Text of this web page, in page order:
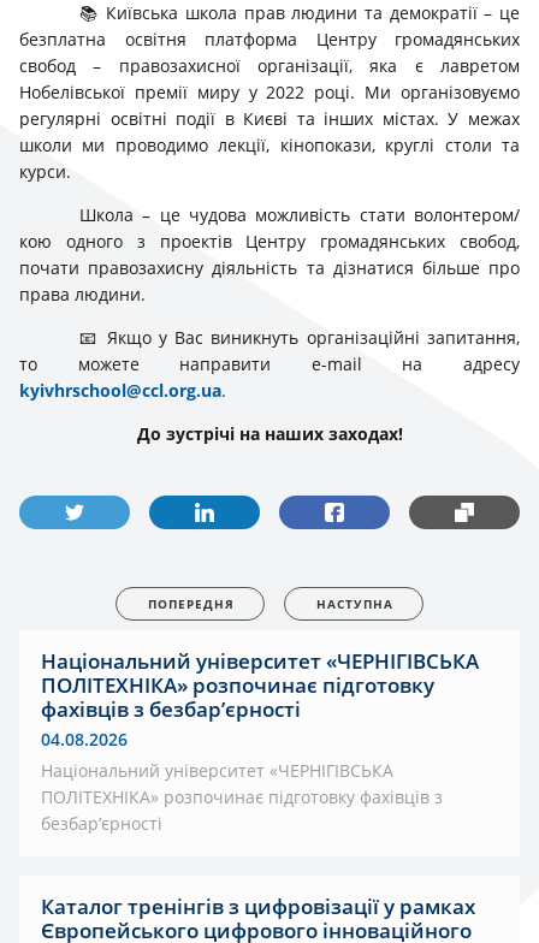
📚 Київська школа прав людини та демократії – це
безплатна освітня платформа Центру громадянських
свобод – правозахисної організації, яка є лавретом
Нобелівської премії миру у 2022 році. Ми організовуємо
регулярні освітні події в Києві та інших містах. У межах
школи ми проводимо лекції, кінопокази, круглі столи та
курси.
Школа – це чудова можливість стати волонтером/
кою одного з проектів Центру громадянських свобод,
почати правозахисну діяльність та дізнатися більше про
права людини.
📧 Якщо у Вас виникнуть організаційні запитання,
то можете направити e-mail на адресу
kyivhrschool@ccl.org.ua.
До зустрічі на наших заходах!
ПОПЕРЕДНЯ НАСТУПНА
Національний університет «ЧЕРНІГІВСЬКА
ПОЛІТЕХНІКА» розпочинає підготовку
фахівців з безбар’єрності
04.08.2026
Національний університет «ЧЕРНІГІВСЬКА
ПОЛІТЕХНІКА» розпочинає підготовку фахівців з
безбар’єрності
Каталог тренінгів з цифровізації у рамках
Європейського цифрового інноваційного